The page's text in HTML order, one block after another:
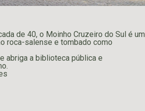
de 40, o Moinho Cruzeiro do Sul é um
roca-salense e tombado como
abriga a biblioteca pública e